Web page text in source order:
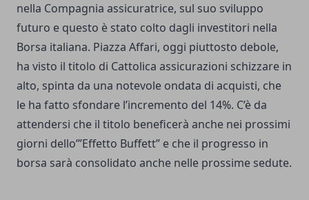
nella Compagnia assicuratrice, sul suo sviluppo
futuro e questo è stato colto dagli investitori nella
Borsa italiana. Piazza Affari, oggi piuttosto debole,
ha visto il titolo di Cattolica assicurazioni schizzare in
alto, spinta da una notevole ondata di acquisti, che
le ha fatto sfondare l’incremento del 14%. C’è da
attendersi che il titolo beneficerà anche nei prossimi
giorni dello’”Effetto Buffett” e che il progresso in
borsa sarà consolidato anche nelle prossime sedute.